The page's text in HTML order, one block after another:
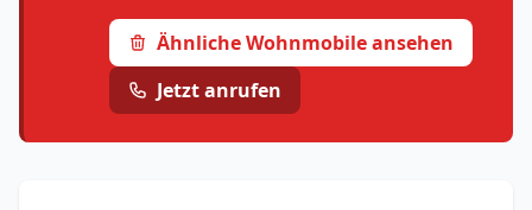
Ähnliche Wohnmobile ansehen
Jetzt anrufen